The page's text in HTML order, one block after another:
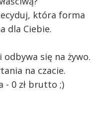
która forma
dla Ciebie.
się na żywo.
na czacie.
- 0 zł brutto ;)